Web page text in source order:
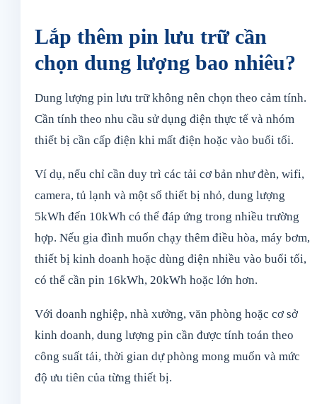
Lắp thêm pin lưu trữ cần
chọn dung lượng bao nhiêu?
Dung lượng pin lưu trữ không nên chọn theo cảm tính.
Cần tính theo nhu cầu sử dụng điện thực tế và nhóm
thiết bị cần cấp điện khi mất điện hoặc vào buổi tối.
Ví dụ, nếu chỉ cần duy trì các tải cơ bản như đèn, wifi,
camera, tủ lạnh và một số thiết bị nhỏ, dung lượng
5kWh đến 10kWh có thể đáp ứng trong nhiều trường
hợp. Nếu gia đình muốn chạy thêm điều hòa, máy bơm,
thiết bị kinh doanh hoặc dùng điện nhiều vào buổi tối,
có thể cần pin 16kWh, 20kWh hoặc lớn hơn.
Với doanh nghiệp, nhà xưởng, văn phòng hoặc cơ sở
kinh doanh, dung lượng pin cần được tính toán theo
công suất tải, thời gian dự phòng mong muốn và mức
độ ưu tiên của từng thiết bị.